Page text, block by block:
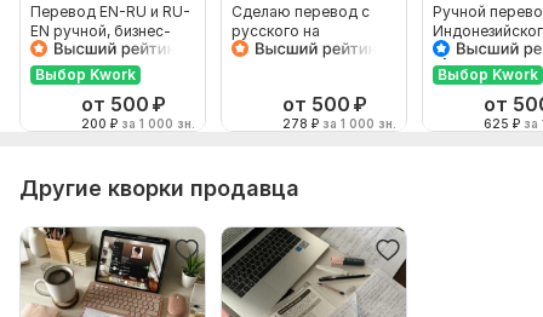
Перевод EN-RU и RU-
EN ручной, бизнес-
английский
Выбор Kwork
от 500 ₽
200 ₽ за 1 000 зн.
Сделаю перевод с
русского на
английский и
от 500 ₽
278 ₽ за 1 000 зн.
Ручной
Русский и
Выбор Kwork
от
625 ₽ за
Другие кворки продавца